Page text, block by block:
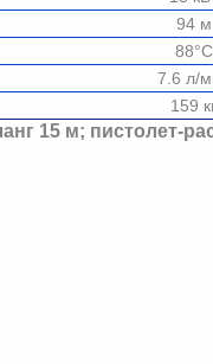
94 м
88°C
7.6 л/
159
15 м; пистолет-